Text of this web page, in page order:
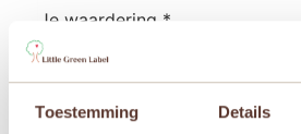
Toestemming Details
Je waardering *
Je beoordeling*